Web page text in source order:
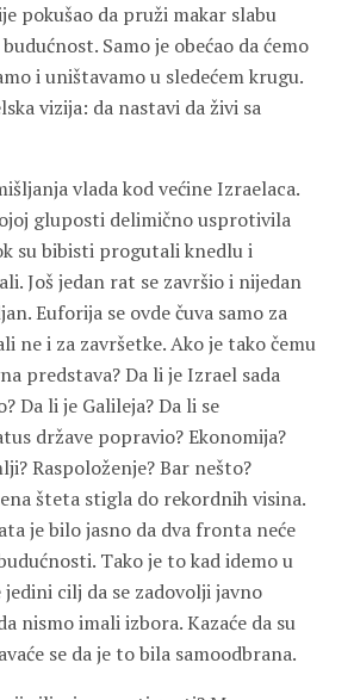
pokušao da pruži makar slabu
Samo je obećao da ćemo
i uništavamo u sledećem krugu.
vizija: da nastavi da živi sa
vlada kod većine Izraelaca.
gluposti delimično usprotivila
su bibisti progutali knedlu i
Još jedan rat se završio i nijedan
Euforija se ovde čuva samo za
ne i za završetke. Ako je tako čemu
predstava? Da li je Izrael sada
Da li je Galileja? Da li se
države popravio? Ekonomija?
Raspoloženje? Bar nešto?
šteta stigla do rekordnih visina.
je bilo jasno da dva fronta neće
Tako je to kad idemo u
cilj da se zadovolji javno
nismo imali izbora. Kazaće da su
se da je to bila samoodbrana.